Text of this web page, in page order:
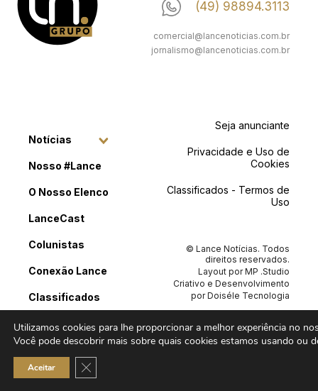
(49) 98894.3113
comercial@lancenoticias.com.br
jornalismo@lancenoticias.com.br
Notícias
Nosso #Lance
O Nosso Elenco
LanceCast
Colunistas
Conexão Lance
Classificados
Contato
Seja anunciante
Privacidade e Uso de
Cookies
Classificados - Termos de
Uso
© Lance Notícias. Todos
direitos reservados.
Layout porMP .Studio
Criativo e Desenvolvimento
porDoiséle Tecnologia
Utilizamos cookies para lhe proporcionar a melhor experiência no
Você pode descobrir mais sobre quais cookies estamos usando ou
Aceitar Close GDPR Cookie Banner